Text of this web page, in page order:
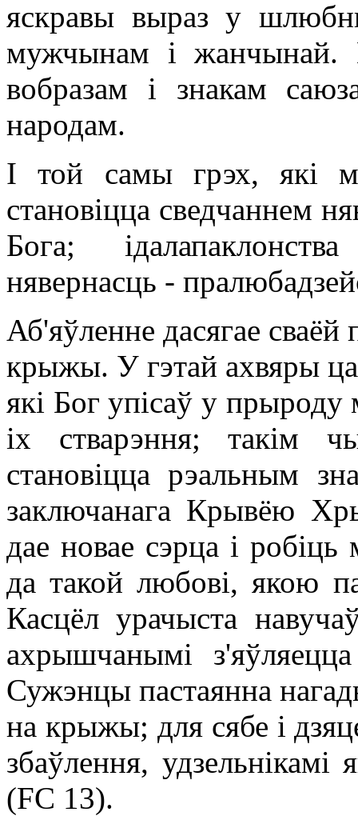
яскравы выраз у
мужчынам і жанчынай.
вобразам і знакам
народам.
І той самы грэх, які
становіцца сведчаннем
Бога;
нявернасць -
Аб'яўленне дасягае
крыжы. У гэтай ахвяры
які Бог упісаў у
іх стварэння; такім
становіцца рэальным
заключанага Крывёю
дае новае сэрца і
да такой любові, якою
Касцёл урачыста
ахрышчанымі
Сужэнцы пастаянна
на крыжы; для сябе і
збаўлення, удзельнікамі
(FC 13).